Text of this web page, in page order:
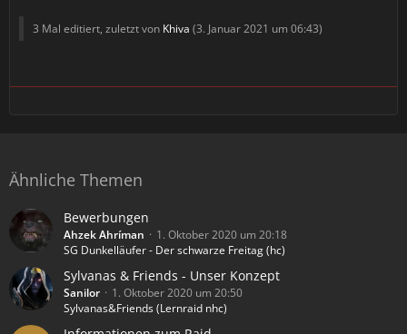
3 Mal editiert, zuletzt von Khiva (3. Januar 2021 um 06:43)
Ähnliche Themen
Bewerbungen
Ahzek Ahríman
1. Oktober 2020 um 20:18
SG Dunkelläufer - Der schwarze Freitag (hc)
Sylvanas & Friends - Unser Konzept
Sanilor
1. Oktober 2020 um 20:50
Sylvanas&Friends (Lernraid nhc)